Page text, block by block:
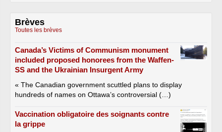
Brèves
Toutes les brèves
Canada’s Victims of Communism monument
included proposed honorees from the Waffen-
SS and the Ukrainian Insurgent Army
« The Canadian government scuttled plans to display
hundreds of names on Ottawa’s controversial (…)
Vaccination obligatoire des soignants contre
la grippe